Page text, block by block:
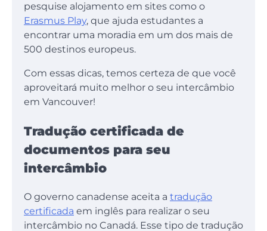
pesquise alojamento em sites como o
Erasmus Play, que ajuda estudantes a
encontrar uma moradia em um dos mais de
500 destinos europeus.
Com essas dicas, temos certeza de que você
aproveitará muito melhor o seu intercâmbio
em Vancouver!
Tradução certificada de
documentos para seu
intercâmbio
O governo canadense aceita a tradução
certificada em inglês para realizar o seu
intercâmbio no Canadá. Esse tipo de tradução